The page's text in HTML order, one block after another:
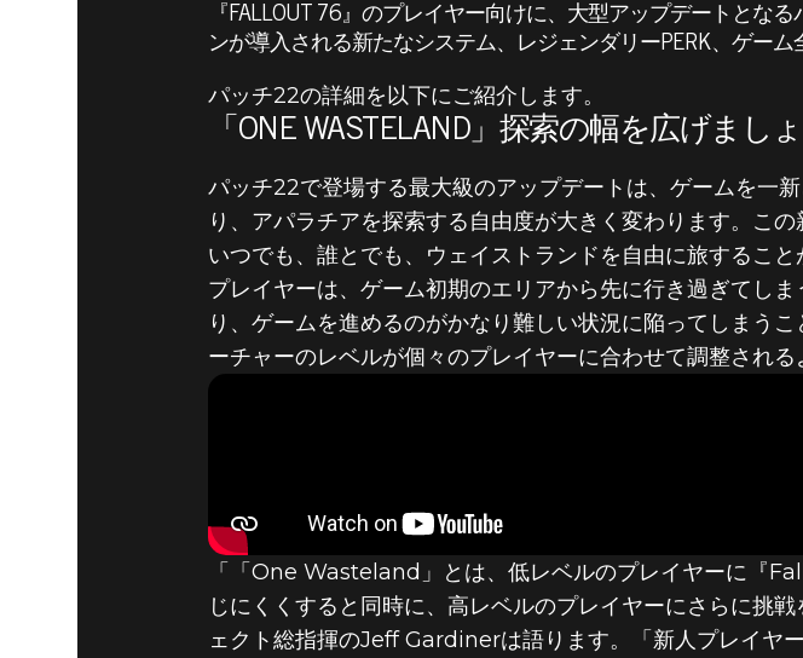
Fallout 76 2020年9月15日
FALLOUT 76 –
リーオプスなど
『FALLOUT 76』のプレイヤー向けに、大型アップデートとな
ンが導入される新たなシステム、レジェンダリーPERK、ゲー
パッチ22の詳細を以下にご紹介します。
「ONE WASTELAND」探索の幅を広げまし
パッチ22で登場する最大級のアップデートは、ゲームを
り、アパラチアを探索する自由度が大きく変わります。こ
いつでも、誰とでも、ウェイストランドを自由に旅するこ
プレイヤーは、ゲーム初期のエリアから先に行き過ぎてし
り、ゲームを進めるのがかなり難しい状況に陥ってしまう
ーチャーのレベルが個々のプレイヤーに合わせて調整される
「「One Wasteland」とは、低レベルのプレイヤーに『
じにくくすると同時に、高レベルのプレイヤーにさらに挑
ェクト総指揮のJeff Gardinerは語ります。「新人プレイヤ